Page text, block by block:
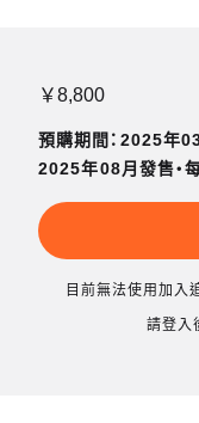
￥8,800
預購期間：2025年
2025年08月發售・
目前無法使用加入
請登入